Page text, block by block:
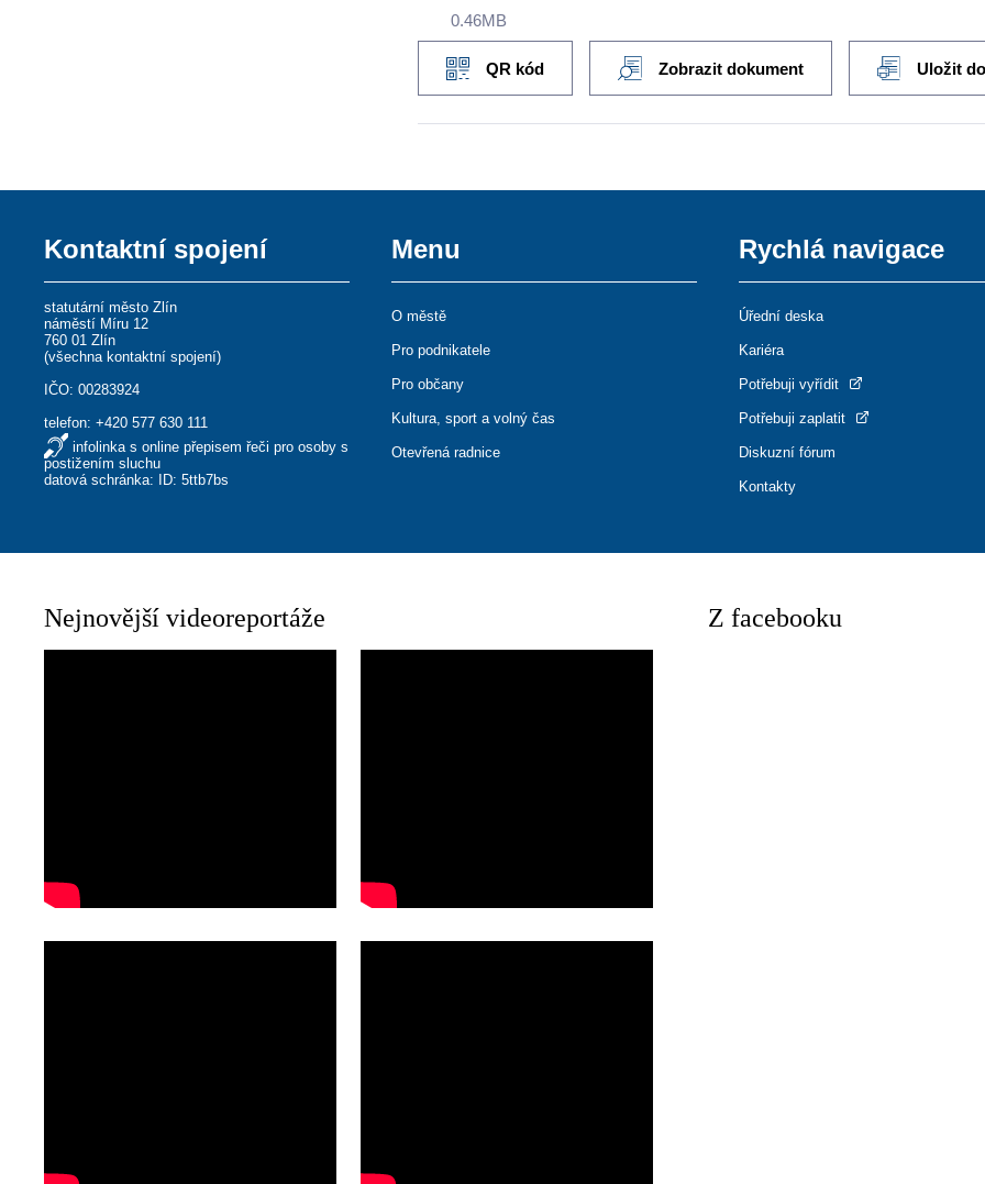
0.46MB
QR kód Zobrazit dokument Uložit
Kontaktní spojení
statutární město Zlín
náměstí Míru 12
760 01 Zlín
(všechna kontaktní spojení)
IČO: 00283924
telefon:+420 577 630 111
infolinka s online přepisem řeči pro osoby s
postižením sluchu
datová schránka: ID: 5ttb7bs
Menu
O městě
Pro podnikatele
Pro občany
Kultura, sport a volný čas
Otevřená radnice
Rychlá navigace
Úřední deska
Kariéra
Potřebuji vyřídit
Potřebuji zaplatit
Diskuzní fórum
Kontakty
Nejnovější videoreportáže Z facebooku